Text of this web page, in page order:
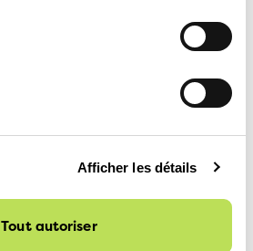
Afficher les détails
Tout autoriser